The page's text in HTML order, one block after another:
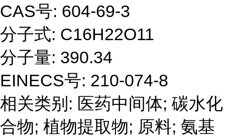
CAS号: 604-69-3
分子式: C16H22O11
分子量: 390.34
EINECS号: 210-074-8
相关类别: 医药中间体; 碳水化
合物; 植物提取物; 原料; 氨基